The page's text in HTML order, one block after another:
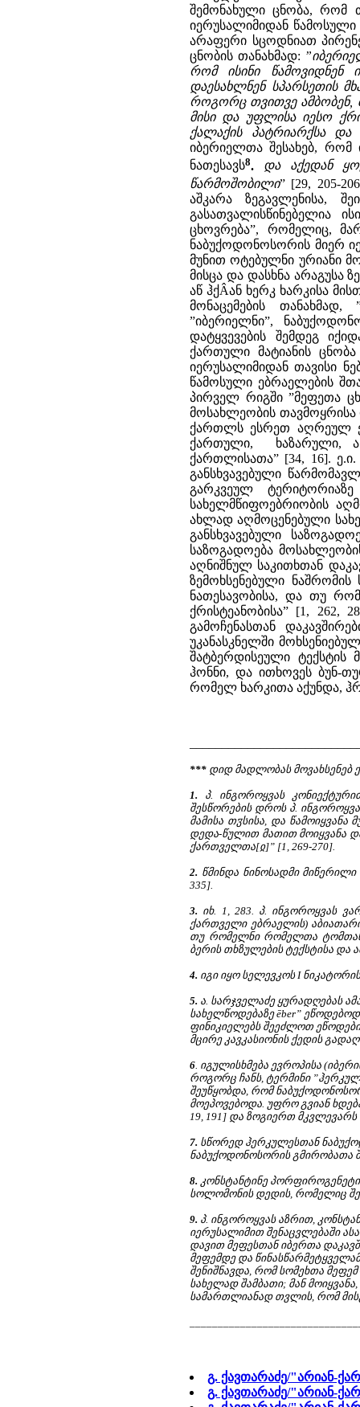
შემონახული ცნობა, რომ
იერუსალიმიდან
არაფერი სცოდნიათ
ცნობის თანახმად:
რომ ისინი წამოვიდნენ
დაესახლნენ სპარსეთის
როგორც თვითვე ამბობენ,
მისი და უფლისა იესო
ქალაქის პატრიარქსა და
იბერიელთა შესახებ, რომ
ნათესავს8. და აქედან
წარმოშობილი” [29, 205-
აშკარა ზეგავლენისა,
გასათვალისწინებელია
ცხოვრება”, რომელიც,
ნაბუქოდონოსორის მიერ
მუნით ოტებულნი ურიანი
მისცა და დასხნა არაგუსა
აწ ჰქÂან ხერკ ხარკისა
მონაცემების
”იბერიელნი”,
დატყვევების შემდეგ
ქართული მატიანის ცნობა
იერუსალიმიდან თავისი
წამოსული ებრაელების
პირველ რიგში ”მეფეთა
მოსახლეობის თავმოყრისა
ქართლს ესრეთ აღრეულ
ქართული, ხაზარული,
ქართლისათა” [34, 16].
განსხვავებული
გარკვეულ
სახელმწიფოებრიობის
ახლად აღმოცენებული
განსხვავებული
საზოგადოება
აღნიშნულ საკითხთან
ზემოხსენებული
ნათესავობისა, და თუ
ქრისტეანობისა” [1, 262,
გამოჩენასთან
უკანასკნელში
შატბერდისეული ტექსტის
ჰონნი, და ითხოვეს ბუნ-
რომელ ხარკითა აქუნდა,
*** დიდ მადლობას მოვახსენებ
1. პ. ინგოროყვას
შესწორების დროს პ.
მამისა თჳსისა, და
დედა-წულით მათით მოიყვანა
ქართველთა[ჲ]” [1, 269-270].
2. წმინდა ნინოსადმი
335].
3. იხ. 1, 283. პ. ინგოროყვას
ქართველი ებრაელის)
თუ რომელნი რომელთა
ბერის თხზულების ტექსტისა და
4. იგი იყო სელევკოს I ნიკატორის
5. ა. სარჯველაძე ყურადღებას
სახელწოდებაზე ēber”
ფინიკიელებს შეეძლოთ
მცირე კავკასიონის ქედის
6 . იგულისხმება ევროპისა
როგორც ჩანს, ტერმინი
შეუწყობდა, რომ
მოეპოვებოდა. უფრო გვიან
19, 191] და ზოგიერთ მკვლევარს
7. სწორედ ჰერკულესთან
ნაბუქოდონოსორის გმირობათა
8. კონსტანტინე
სოლომონის დედის, რომელიც
9. პ. ინგოროყვას აზრით,
იერუსალიმით შენაცვლებაში
დავით მეფესთან იბერთა
მეფემდე და
შენიშნავდა, რომ სომეხთა
სახელად შამბათი; მან
სამართლიანად თვლის, რომ
გ. ქავთარაძე/"არიან-
გ. ქავთარაძე/"არიან-